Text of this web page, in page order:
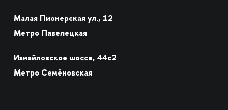
Малая Пионерская ул., 12
Метро Павелецкая
Измайловское шоссе, 44с2
Метро Семёновская